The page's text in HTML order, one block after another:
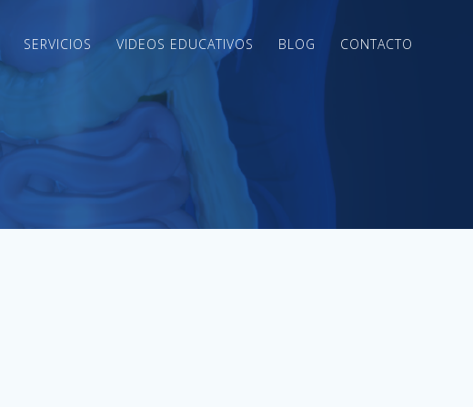
SERVICIOS VIDEOS EDUCATIVOS BLOG CONTACTO